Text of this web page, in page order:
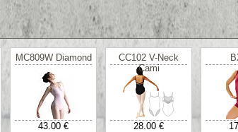
MC809W Diamond
43.00 €
CC102 V-Neck
Cami
28.00 €